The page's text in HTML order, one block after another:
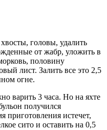
головы, удалить
от жабр, уложить в
половину
лист. Залить все это 2,5
огне.
варить 3 часа. Но на яхте
получился
приготовления истечет,
сито и оставить на 0,5